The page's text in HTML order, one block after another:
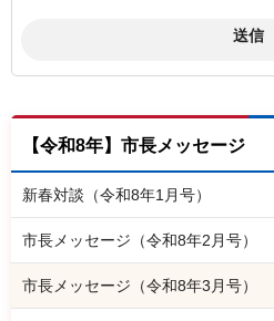
【令和8年】市長メッセージ
新春対談（令和8年1月号）
市長メッセージ（令和8年2月号）
市長メッセージ（令和8年3月号）